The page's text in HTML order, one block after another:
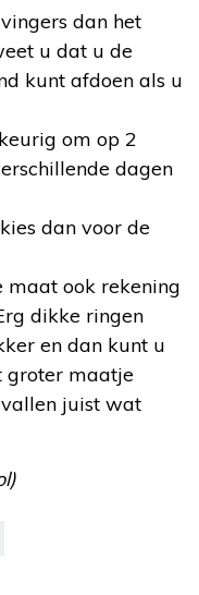
dan het
u dat u de
kunt afdoen als u
om op 2
dagen
dan voor de
maat ook rekening
dikke ringen
en dan kunt u
groter maatje
juist wat